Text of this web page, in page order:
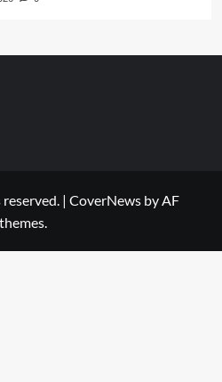
| CoverNews by AF
themes.